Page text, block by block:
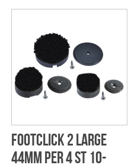
Footclick 2 Large
44mm per 4 st 10-